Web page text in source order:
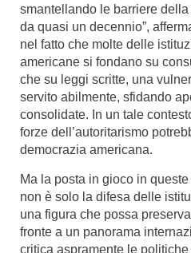
smantellando le barriere
da quasi un decennio”,
nel fatto che molte delle
americane si fondano su
che su leggi scritte, una
servito abilmente, sfidando
consolidate. In un tale
forze dell’autoritarismo
democrazia americana.
Ma la posta in gioco in
non è solo la difesa delle
una figura che possa
fronte a un panorama
critica aspramente le